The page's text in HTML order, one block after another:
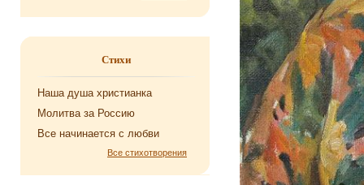
Стихи
Наша душа хри­сти­ан­ка
Мо­лит­ва за Рос­сию
Все на­чи­на­ет­ся с любви
Все стихотворения